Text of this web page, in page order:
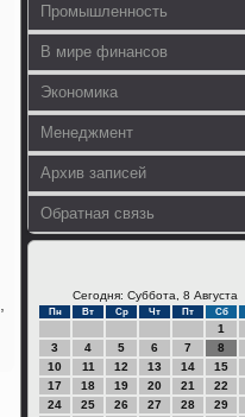
Промышленность
В мире финансов
Экономика
Менеджмент
Архив записей
Обратная связь
Сегодня: Суббота, 8 Августа
Пн Вт Ср Чт Пт Сб
1
3
4 5 6 7 8
10
11 12 13 14 15
17
18 19 20 21 22
24
25 26 27 28 29